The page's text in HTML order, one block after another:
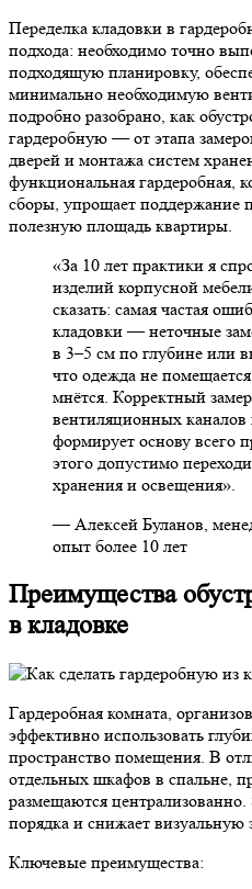
Переделка кладовки в
подхода: необходимо точно
подходящую планировку,
минимально необходимую
подробно разобрано, как
гардеробную — от этапа
дверей и монтажа систем
функциональная гардеробная,
сборы, упрощает поддержание
полезную площадь квартиры.
«За 10 лет практики я
изделий корпусной
сказать: самая частая
кладовки — неточные
в 3–5 см по глубине или
что одежда не
мнётся. Корректный
вентиляционных каналов
формирует основу всего
этого допустимо
хранения и освещения».
— Алексей Буланов,
опыт более 10 лет
Преимущества
в кладовке
Гардеробная комната,
эффективно использовать
пространство помещения. В
отдельных шкафов в спальне,
размещаются
порядка и снижает визуальную
Ключевые преимущества: